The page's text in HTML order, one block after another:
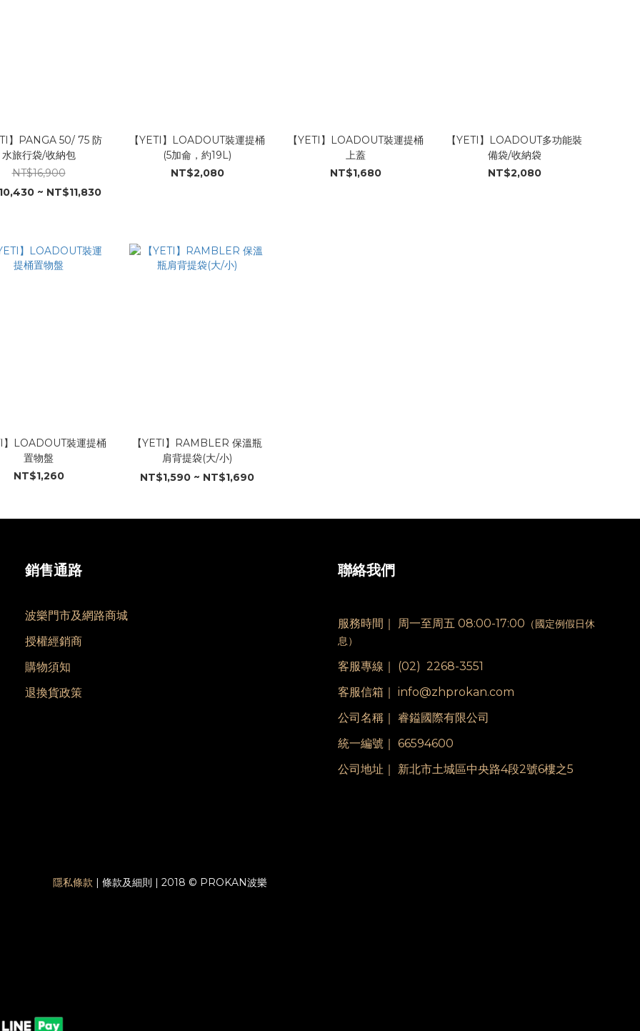
】PANGA 50/ 75 防
水旅行袋/收納包
NT$16,900
~ NT$11,830
【YETI】LOADOUT裝運提桶
(5加侖，約19L)
NT$2,080
【YETI】LOADOUT裝運提桶
上蓋
NT$1,680
【YETI】LOADOUT多功能裝
備袋/收納袋
NT$2,080
】LOADOUT裝運提桶
置物盤
NT$1,260
【YETI】RAMBLER 保溫瓶
肩背提袋(大/小)
NT$1,590 ~ NT$1,690
銷售通路
波樂門市及網路商城
授權經銷商
購物須知
退換貨政策
聯絡我們
服務時間｜ 周一至周五 08:00-17:00 （國定例假日休
息）
客服專線｜ (02) 2268-3551
客服信箱｜ info@zhprokan.com
公司名稱｜ 睿鎰國際有限公司
統一編號｜ 66594600
公司地址｜ 新北市土城區中央路4段2號6樓之5
隱私條款 | 條款及細則 | 2018 © PROKAN波樂